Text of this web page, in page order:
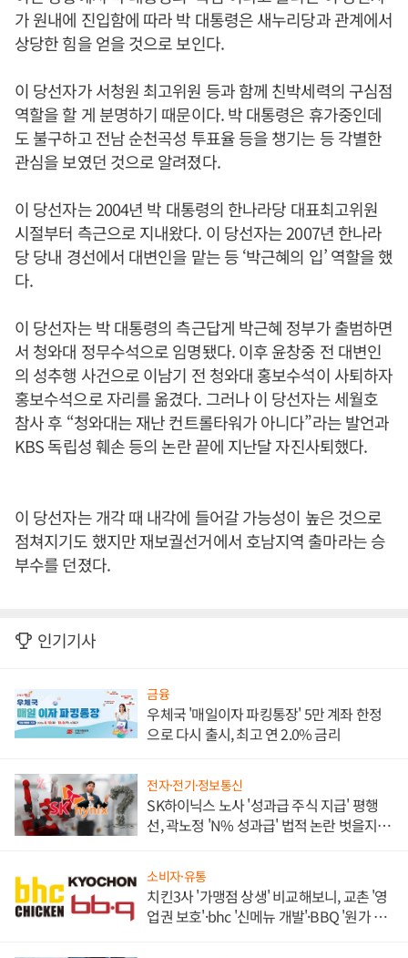
가 원내에 진입함에 따라 박 대통령은 새누리당과 관계에서
상당한 힘을 얻을 것으로 보인다.
이 당선자가 서청원 최고위원 등과 함께 친박세력의 구심점
역할을 할 게 분명하기 때문이다. 박 대통령은 휴가중인데
도 불구하고 전남 순천곡성 투표율 등을 챙기는 등 각별한
관심을 보였던 것으로 알려졌다.
이 당선자는 2004년 박 대통령의 한나라당 대표최고위원
시절부터 측근으로 지내왔다. 이 당선자는 2007년 한나라
당 당내 경선에서 대변인을 맡는 등 ‘박근혜의 입’ 역할을 했
다.
이 당선자는 박 대통령의 측근답게 박근혜 정부가 출범하면
서 청와대 정무수석으로 임명됐다. 이후 윤창중 전 대변인
의 성추행 사건으로 이남기 전 청와대 홍보수석이 사퇴하자
홍보수석으로 자리를 옮겼다. 그러나 이 당선자는 세월호
참사 후 “청와대는 재난 컨트롤타워가 아니다”라는 발언과
KBS 독립성 훼손 등의 논란 끝에 지난달 자진사퇴했다.
이 당선자는 개각 때 내각에 들어갈 가능성이 높은 것으로
점쳐지기도 했지만 재보궐선거에서 호남지역 출마라는 승
부수를 던졌다.
인기기사
금융
우체국 '매일이자 파킹통장' 5만 계좌 한정
으로 다시 출시, 최고 연 2.0% 금리
전자·전기·정보통신
SK하이닉스 노사 '성과급 주식 지급' 평행
선, 곽노정 'N% 성과급' 법적 논란 벗을지 주
소비자·유통
치킨3사 '가맹점 상생' 비교해보니, 교촌 '영
업권 보호'·bhc '신메뉴 개발'·BBQ '원가 부